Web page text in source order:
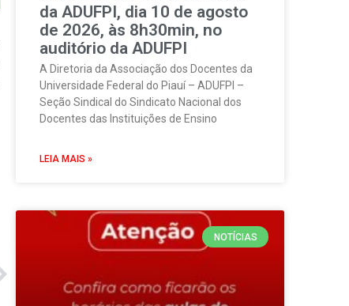
da ADUFPI, dia 10 de agosto
de 2026, às 8h30min, no
auditório da ADUFPI
A Diretoria da Associação dos Docentes da
Universidade Federal do Piauí – ADUFPI –
Seção Sindical do Sindicato Nacional dos
Docentes das Instituições de Ensino
LEIA MAIS »
NOTÍCIAS